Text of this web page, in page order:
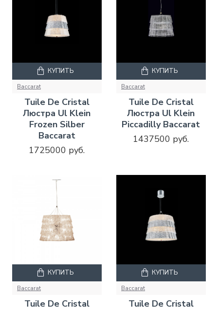
Baccarat
Tuile De Cristal
Люстра Ul Klein
Frozen Silber
Baccarat
1725000 руб.
КУПИТЬ
Baccarat
Tuile De Cristal
Люстра Ul Klein
Piccadilly Baccarat
1437500 руб.
КУПИТЬ
Baccarat
Tuile De Cristal
КУПИТЬ
Baccarat
Tuile De Cristal
КУПИТЬ